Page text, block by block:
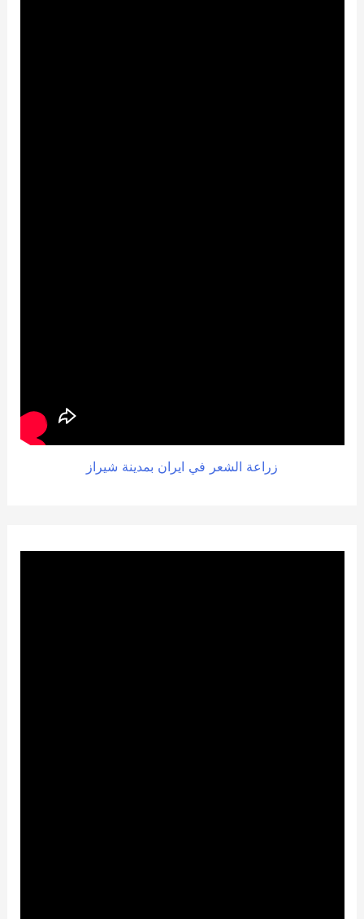
زراعة الشعر في ايران بمدينة شيراز